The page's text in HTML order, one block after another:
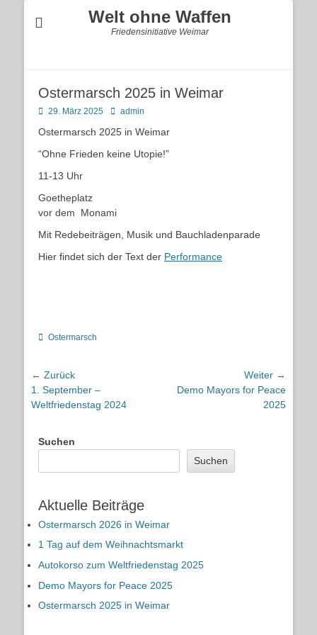
Welt ohne Waffen
Friedensinitiative Weimar
Ostermarsch 2025 in Weimar
Posted
29. März 2025 Autoradmin
Ostermarsch 2025 in Weimar
“Ohne Frieden keine Utopie!”
11-13 Uhr
Goetheplatz
vor dem Monami
Mit Redebeiträgen, Musik und Bauchladenparade
Hier findet sich der Text der Performance
Kategorien
Ostermarsch
Beitragsnavigation
← Zurück
Vorheriger
Beitrag:
1. September –
Weltfriedenstag 2024
Weiter →
Nächster
Demo Mayors for Peace
2025
Suchen
Suchen
Aktuelle Beiträge
Ostermarsch 2026 in Weimar
1 Tag auf dem Weihnachtsmarkt
Autokorso zum Weltfriedenstag 2025
Demo Mayors for Peace 2025
Ostermarsch 2025 in Weimar